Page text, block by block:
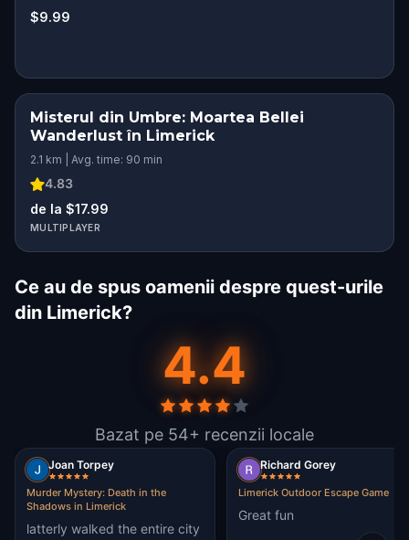
$9.99
Misterul din Umbre: Moartea Bellei
Wanderlust în Limerick
2.1 km | Avg. time: 90 min
4.83
de la $17.99
MULTIPLAYER
Ce au de spus oamenii despre quest-urile
din Limerick?
4.4
Bazat pe 54+ recenzii locale
Joan Torpey
Murder Mystery: Death in the
Shadows in Limerick
latterly walked the entire city
Richard Gorey
Limerick Outdoor Escape Game
Great fun